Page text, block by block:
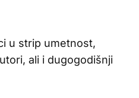
u strip umetnost,
ali i dugogodišnji